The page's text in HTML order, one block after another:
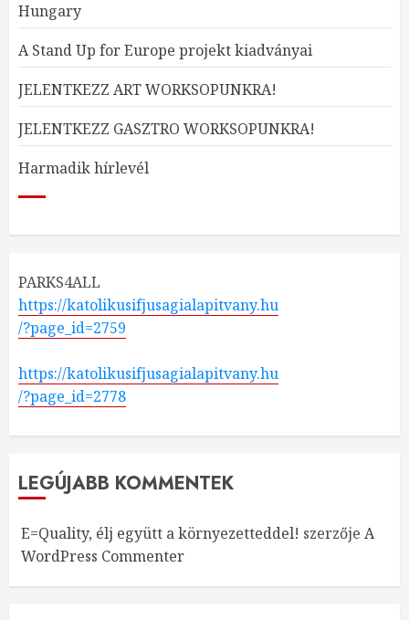
Hungary
A Stand Up for Europe projekt kiadványai
JELENTKEZZ ART WORKSOPUNKRA!
JELENTKEZZ GASZTRO WORKSOPUNKRA!
Harmadik hírlevél
PARKS4ALL
https://katolikusifjusagialapitvany.hu
/?page_id=2759
https://katolikusifjusagialapitvany.hu
/?page_id=2778
LEGÚJABB KOMMENTEK
E=Quality, élj együtt a környezetteddel! szerzője A
WordPress Commenter